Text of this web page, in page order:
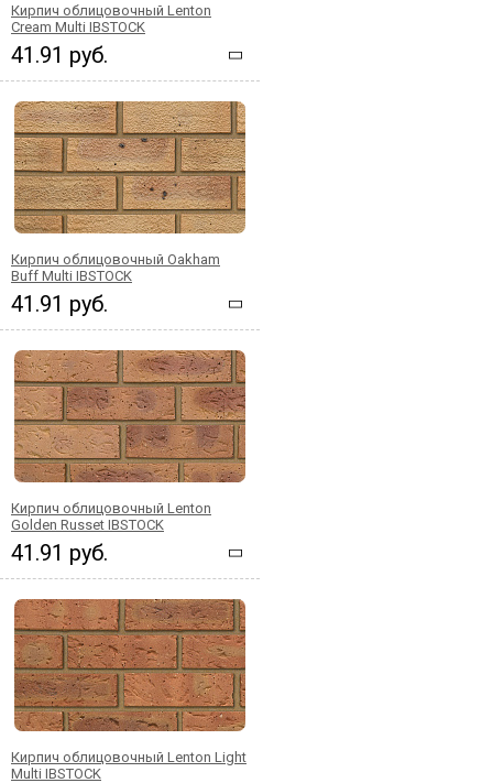
Кирпич облицовочный Lenton
Cream Multi IBSTOCK
41.91 руб.
Кирпич облицовочный Oakham
Buff Multi IBSTOCK
41.91 руб.
Кирпич облицовочный Lenton
Golden Russet IBSTOCK
41.91 руб.
Кирпич облицовочный Lenton Light
Multi IBSTOCK